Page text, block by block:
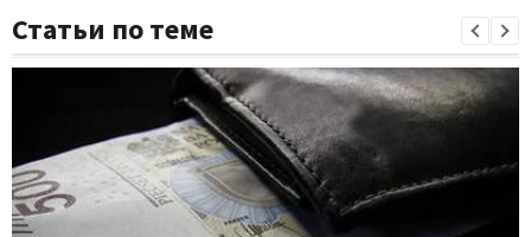
Статьи по теме